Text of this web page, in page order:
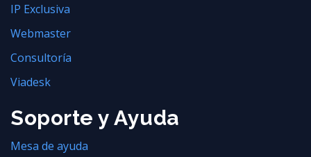
IP Exclusiva
Webmaster
Consultoría
Viadesk
Soporte y Ayuda
Mesa de ayuda